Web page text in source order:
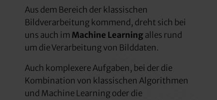
Aus dem Bereich der klassischen
Bildverarbeitung kommend, dreht sich bei
uns auch im Machine Learningalles rund
um die Verarbeitung von Bilddaten.
Auch komplexere Aufgaben, bei der die
Kombination von klassischen Algorithmen
und Machine Learning oder die